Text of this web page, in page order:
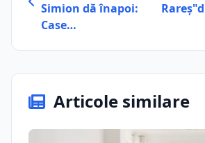
Simion dă înapoi:
Case…
Articole similare